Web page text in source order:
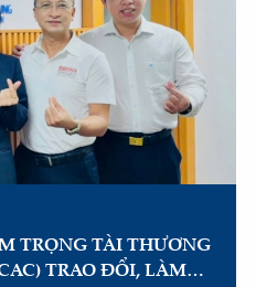
TRỌNG TÀI THƯƠNG
TRAO ĐỔI, LÀM